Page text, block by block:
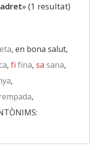
adret» (1 resultat)
, en bona salut,
, fi fina, sa sana,
,
,